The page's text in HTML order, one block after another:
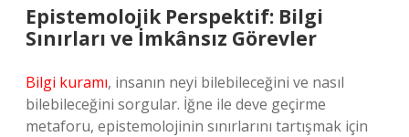
Epistemolojik Perspektif: Bilgi
Sınırları ve İmkânsız Görevler
Bilgi kuramı, insanın neyi bilebileceğini ve nasıl
bilebileceğini sorgular. İğne ile deve geçirme
metaforu, epistemolojinin sınırlarını tartışmak için